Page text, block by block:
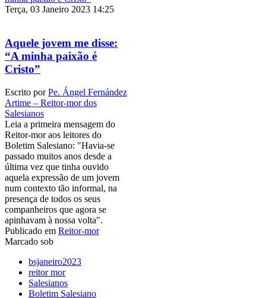
Terça, 03 Janeiro 2023 14:25
Aquele jovem me disse:
“A minha paixão é
Cristo”
Escrito porPe. Ángel Fernández
Artime – Reitor-mor dos
Salesianos
Leia a primeira mensagem do
Reitor-mor aos leitores do
Boletim Salesiano: "Havia-se
passado muitos anos desde a
última vez que tinha ouvido
aquela expressão de um jovem
num contexto tão informal, na
presença de todos os seus
companheiros que agora se
apinhavam à nossa volta".
Publicado em Reitor-mor
Marcado sob
bsjaneiro2023
reitor mor
Salesianos
Boletim Salesiano